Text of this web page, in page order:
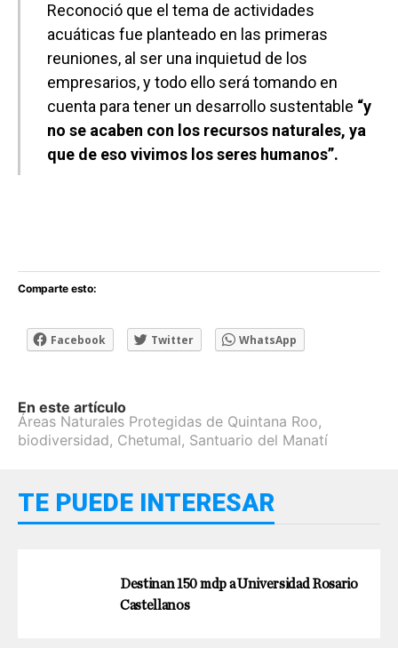
Reconoció que el tema de actividades
acuáticas fue planteado en las primeras
reuniones, al ser una inquietud de los
empresarios, y todo ello será tomando en
cuenta para tener un desarrollo sustentable “y
no se acaben con los recursos naturales, ya
que de eso vivimos los seres humanos”.
Comparte esto:
Facebook Twitter WhatsApp
En este artículo
Áreas Naturales Protegidas de Quintana Roo,
biodiversidad, Chetumal, Santuario del Manatí
TE PUEDE INTERESAR
Destinan 150 mdp a Universidad Rosario
Castellanos